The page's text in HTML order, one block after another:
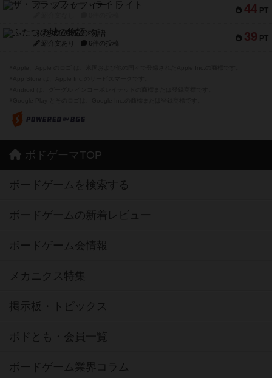
44 PT
ザ・フラッフィー・ライト
39 PT
ふたつの城の物語
紹介文あり 6件の投稿
ボドゲーマTOP
ボードゲームを検索する
ボードゲームの新着レビュー
ボードゲーム会情報
メカニクス特集
掲示板・トピックス
ボドとも・会員一覧
ボードゲーム業界コラム